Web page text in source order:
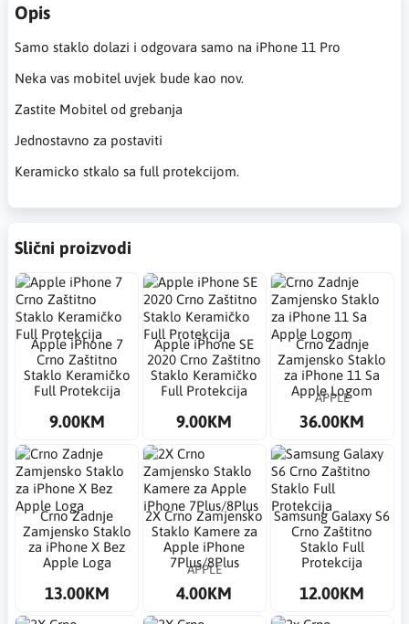
Opis
Samo staklo dolazi i odgovara samo na iPhone 11 Pro
Neka vas mobitel uvjek bude kao nov.
Zastite Mobitel od grebanja
Jednostavno za postaviti
Keramicko stkalo sa full protekcijom.
Slični proizvodi
Apple iPhone 7
Crno Zaštitno
Staklo Keramičko
Full Protekcija
9.00KM
Apple iPhone SE
2020 Crno Zaštitno
Staklo Keramičko
Full Protekcija
9.00KM
Crno Zadnje
Zamjensko Staklo
za iPhone 11 Sa
Apple Logom
APPLE
36.00KM
Crno Zadnje
Zamjensko Staklo
za iPhone X Bez
Apple Loga
13.00KM
2X Crno Zamjensko
Staklo Kamere za
Apple iPhone
7Plus/8Plus
APPLE
4.00KM
Samsung Galaxy S6
Crno Zaštitno
Staklo Full
Protekcija
12.00KM